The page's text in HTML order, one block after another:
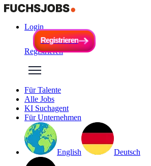
Login
Registrieren
Registrieren
Registrieren
Für Talente
Alle Jobs
KI Suchagent
Für Unternehmen
English Deutsch